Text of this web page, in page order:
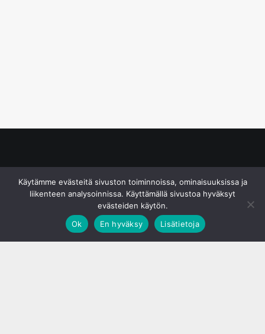
Käytämme evästeitä sivuston toiminnoissa, ominaisuuksissa ja
liikenteen analysoinnissa. Käyttämällä sivustoa hyväksyt
evästeiden käytön.
Ok
En hyväksy Lisätietoja